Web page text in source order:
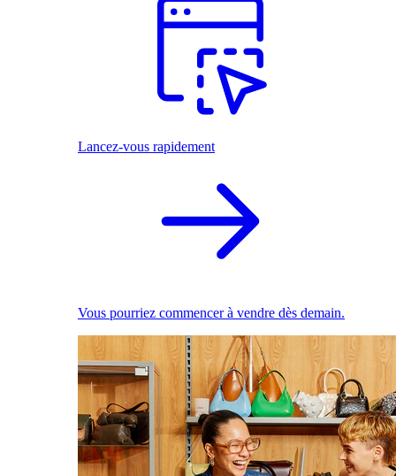
Lancez-vous rapidement
Vous pourriez commencer à vendre dès demain.